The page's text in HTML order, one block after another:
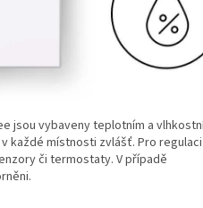
jsou vybaveny teplotním a
každé místnosti zvlášť. Pro regulaci
či termostaty. V případě